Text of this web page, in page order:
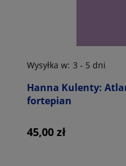
Hanna Kulenty:
fortepian
Wysyłka w: 3 - 5 dni
45,00 zł